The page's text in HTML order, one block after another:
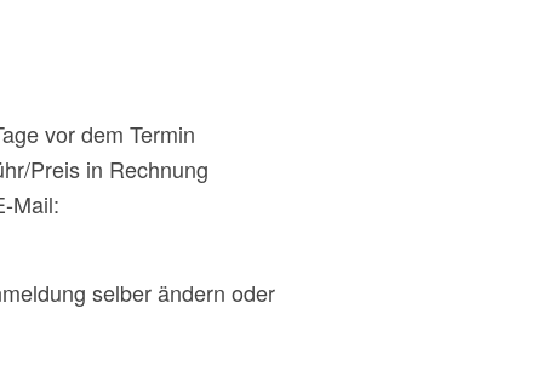
vor dem Termin
Preis in Rechnung
Mail:
selber ändern oder